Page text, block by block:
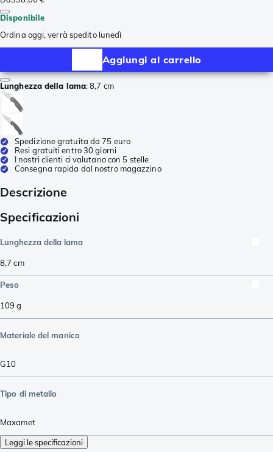
Disponibile
Ordina oggi, verrà spedito lunedì
Aggiungi al carrello
Lunghezza della lama:8,7 cm
Spedizione gratuita da 75 euro
Resi gratuiti entro 30 giorni
I nostri clienti ci valutano con 5 stelle
Consegna rapida dal nostro magazzino
Descrizione
Specificazioni
Lunghezza della lama
8,7 cm
Peso
109 g
Materiale del manico
G10
Tipo di metallo
Maxamet
Leggi le specificazioni